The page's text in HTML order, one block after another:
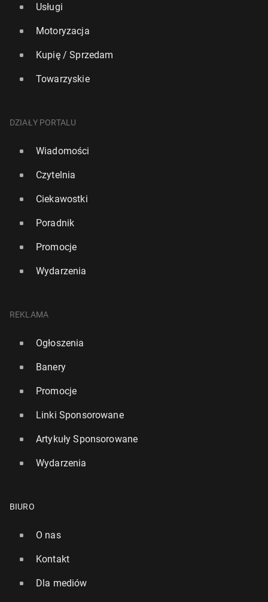
Usługi
Motoryzacja
Kupię / Sprzedam
Towarzyskie
DZIAŁY PORTALU
Wiadomości
Czytelnia
Ciekawostki
Poradnik
Promocje
Wydarzenia
REKLAMA
Ogłoszenia
Banery
Promocje
Linki Sponsorowane
Artykuły Sponsorowane
Wydarzenia
BIURO
O nas
Kontakt
Dla mediów